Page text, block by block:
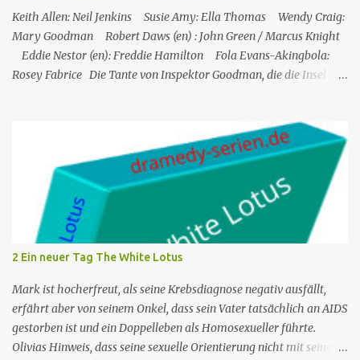
Keith Allen: Neil Jenkins Susie Amy: Ella Thomas Wendy Craig:
Mary Goodman Robert Daws (en) : John Green / Marcus Knight
Eddie Nestor (en): Freddie Hamilton Fola Evans-Akingbola:
Rosey Fabrice Die Tante von Inspektor Goodman, die die Insel
er tat, als er auf die Insel kam, war, Neil Jenkins zu treffen, einen
ehemaligen Gangster, der gekommen war, um einen ruhigen
Ruhestand in der Sonne zu verbringen. Humphrey nimmt seine
Tante Mary, die er sehr mag, in Saint Marie auf und bringt sie in
einem Hotel unter. Mitten in der Nacht hört Mary etwas von einer
der Hotelterrassen fallen. Sie ruft Freddie, den Concierge, an, und
die beiden verlassen das Hotel und finden eine Leiche: es ist John
Green, einer der Gäste des Hotels. Humprey ist daher gezwungen,
de...
2 Ein neuer Tag The White Lotus
Mark ist hocherfreut, als seine Krebsdiagnose negativ ausfällt,
erfährt aber von seinem Onkel, dass sein Vater tatsächlich an AIDS
gestorben ist und ein Doppelleben als Homosexueller führte.
Olivias Hinweis, dass seine sexuelle Orientierung nicht mit seiner